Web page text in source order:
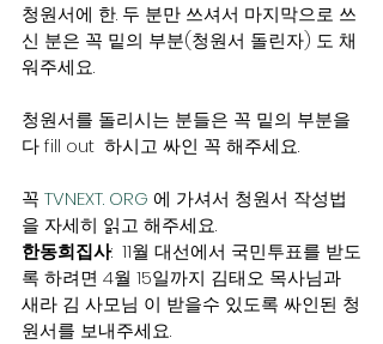
청원서에 한. 두 분만 쓰셔서 마지막으로 쓰
신 분은 꼭 밑의 부분(청원서 돌린자) 도 채
워주세요.
청원서를 돌리시는 분들은 꼭 밑의 부분을
다 fill out  하시고 싸인 꼭 해주세요.
꼭 TVNEXT. ORG 에 가셔서 청원서 작성법
을 자세히 읽고 해주세요.
한동희집사:  11월 대선에서 국민투표를 받도
록 하려면 4월 15일까지 김태오 목사님과
새라 김 사모님 이 받을수 있도록 싸인된 청
원서를 보내주세요.